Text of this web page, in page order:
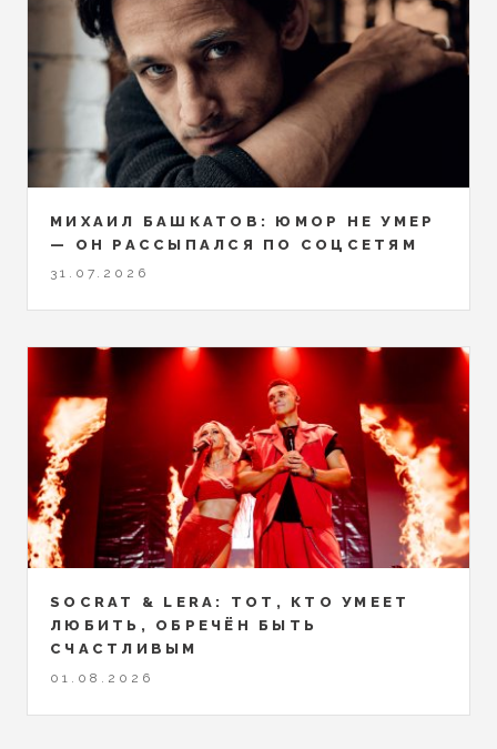
МИХАИЛ БАШКАТОВ: ЮМОР НЕ УМЕР
— ОН РАССЫПАЛСЯ ПО СОЦСЕТЯМ
31.07.2026
SOCRAT & LERA: ТОТ, КТО УМЕЕТ
ЛЮБИТЬ, ОБРЕЧЁН БЫТЬ
СЧАСТЛИВЫМ
01.08.2026